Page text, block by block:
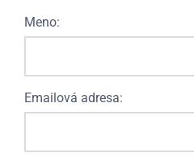
Meno:
Emailová adresa: